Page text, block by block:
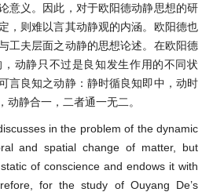
意义。因此，对于欧阳德动静思想的研
，则难以言其动静观的内涵。欧阳德也
工夫层面之动静的思想论述。在欧阳德
动静只不过是良知发生作用的不同状
言良知之动静：静时循良知即中，动时
静合一，二者通一无二。
in the problem of the dynamic
and spatial change of matter, but
of conscience and endows it with
for the study of Ouyang De’s